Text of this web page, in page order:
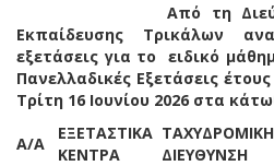
Από τη Διεύθυνση
Εκπαίδευσης Τρικάλων
εξετάσεις για το ειδικό
Πανελλαδικές Εξετάσεις
Τρίτη 16 Ιουνίου 2026 στα
Α/Α
ΕΞΕΤΑΣΤΙΚΑ
ΚΕΝΤΡΑ
ΤΑΧΥΔΡΟΜΙΚΗ
ΔΙΕΥΘΥΝΣΗ